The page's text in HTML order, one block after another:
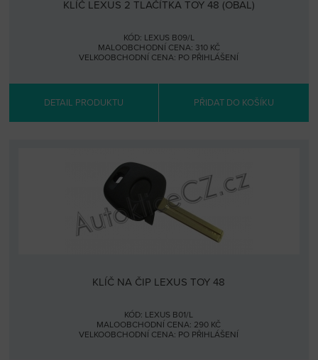
KLÍČ LEXUS 2 TLAČÍTKA TOY 48 (OBAL)
KÓD: LEXUS B09/L
MALOOBCHODNÍ CENA: 310 KČ
VELKOOBCHODNÍ CENA: PO PŘIHLÁŠENÍ
DETAIL PRODUKTU PŘIDAT DO KOŠÍKU
KLÍČ NA ČIP LEXUS TOY 48
KÓD: LEXUS B01/L
MALOOBCHODNÍ CENA: 290 KČ
VELKOOBCHODNÍ CENA: PO PŘIHLÁŠENÍ